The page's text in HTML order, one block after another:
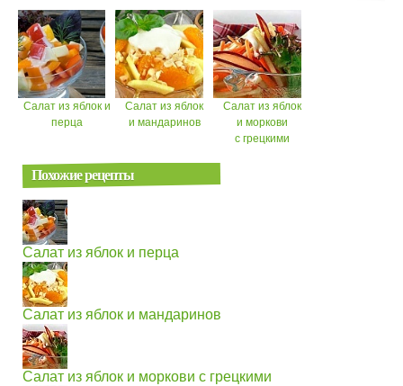
Салат из яблок и
перца
Салат из яблок
и мандаринов
Салат из яблок
и моркови
с грецкими
Похожие рецепты
Салат из яблок и перца
Салат из яблок и мандаринов
Салат из яблок и моркови с грецкими